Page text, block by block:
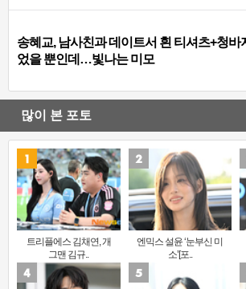
송혜교, 남사친과 데이트서 흰 티셔츠+청바
었을 뿐인데…빛나는 미모
많이 본 포토
트리플에스 김채연, 개
그맨 김규..
엔믹스 설윤 ‘눈부신 미
소’[포..